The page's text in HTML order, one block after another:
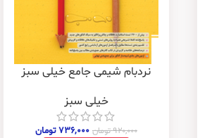
نردبام شیمی جامع خیلی سبز
خیلی سبز
۹۲۰,۰۰۰تومان ۷۳۶,۰۰۰ تومان